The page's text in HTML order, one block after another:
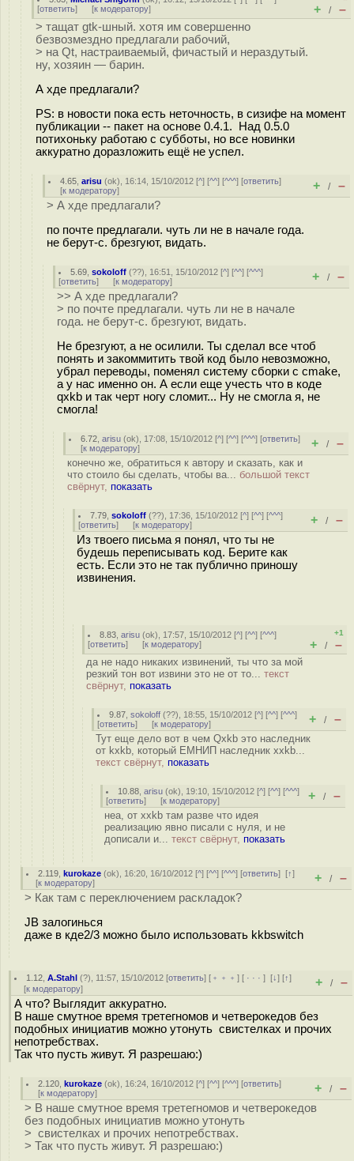
[ответить] [к модератору] + / –
> тащат gtk-шный. хотя им совершенно
безвозмездно предлагали рабочий,
> на Qt, настраиваемый, фичастый и нераздутый.
ну, хозяин — барин.
А хде предлагали?
PS: в новости пока есть неточность, в сизифе на момент
публикации -- пакет на основе 0.4.1. Над 0.5.0
потихоньку работаю с субботы, но все новинки
аккуратно доразложить ещё не успел.
4.65 ,arisu (ok), 16:14, 15/10/2012 [^] [^^] [^^^] [ответить]
[к модератору] + / –
> А хде предлагали?
по почте предлагали. чуть ли не в начале года.
не берут-с. брезгуют, видать.
5.69 ,sokoloff (??), 16:51, 15/10/2012 [^] [^^] [^^^]
[ответить] [к модератору] + / –
>> А хде предлагали?
> по почте предлагали. чуть ли не в начале
года. не берут-с. брезгуют, видать.
Не брезгуют, а не осилили. Ты сделал все чтоб
понять и закоммитить твой код было невозможно,
убрал переводы, поменял систему сборки с cmake,
а у нас именно он. А если еще учесть что в коде
qxkb и так черт ногу сломит... Ну не смогла я, не
смогла!
6.72 ,arisu (ok), 17:08, 15/10/2012 [^] [^^] [^^^] [ответить]
[к модератору] + / –
конечно же, обратиться к автору и сказать, как и
что стоило бы сделать, чтобы ва... большой текст
свёрнут, показать
7.79 ,sokoloff (??), 17:36, 15/10/2012 [^] [^^] [^^^]
[ответить] [к модератору] + / –
Из твоего письма я понял, что ты не
будешь переписывать код. Берите как
есть. Если это не так публично приношу
извинения.
8.83 ,arisu (ok), 17:57, 15/10/2012 [^] [^^] [^^^]
[ответить] [к модератору]
+1
+ / –
да не надо никаких извинений, ты что за мой
резкий тон вот извини это не от то... текст
свёрнут, показать
9.87 ,sokoloff (??), 18:55, 15/10/2012 [^] [^^] [^^^]
[ответить] [к модератору] + / –
Тут еще дело вот в чем Qxkb это наследник
от kxkb, который ЕМНИП наследник xxkb...
текст свёрнут, показать
10.88 ,arisu (ok), 19:10, 15/10/2012 [^] [^^] [^^^]
[ответить] [к модератору] + / –
неа, от xxkb там разве что идея
реализацию явно писали с нуля, и не
дописали и... текст свёрнут, показать
2.119 ,kurokaze (ok), 16:20, 16/10/2012 [^] [^^] [^^^] [ответить][↑]
[к модератору] + / –
> Как там с переключением раскладок?
JB залогинься
даже в кде2/3 можно было использовать kkbswitch
1.12 ,A.Stahl (?), 11:57, 15/10/2012 [ответить] [ ﹢﹢﹢] [ · · ·][↓] [↑]
[к модератору] + / –
А что? Выглядит аккуратно.
В наше смутное время третегномов и четверокедов без
подобных инициатив можно утонуть свистелках и прочих
непотребствах.
Так что пусть живут. Я разрешаю:)
2.120 ,kurokaze (ok), 16:24, 16/10/2012 [^] [^^] [^^^] [ответить]
[к модератору] + / –
> В наше смутное время третегномов и четверокедов
без подобных инициатив можно утонуть
> свистелках и прочих непотребствах.
> Так что пусть живут. Я разрешаю:)